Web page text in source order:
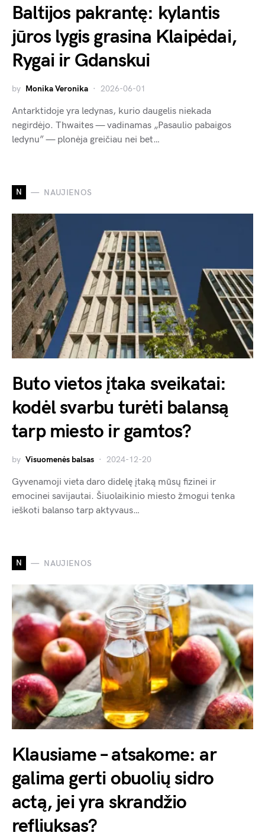
Baltijos pakrantę: kylantis
jūros lygis grasina Klaipėdai,
Rygai ir Gdanskui
by Monika Veronika 2026-06-01
Antarktidoje yra ledynas, kurio daugelis niekada
negirdėjo. Thwaites — vadinamas „Pasaulio pabaigos
ledynu” — plonėja greičiau nei bet…
N NAUJIENOS
Buto vietos įtaka sveikatai:
kodėl svarbu turėti balansą
tarp miesto ir gamtos?
by Visuomenės balsas 2024-12-20
Gyvenamoji vieta daro didelę įtaką mūsų fizinei ir
emocinei savijautai. Šiuolaikinio miesto žmogui tenka
ieškoti balanso tarp aktyvaus…
N NAUJIENOS
Klausiame – atsakome: ar
galima gerti obuolių sidro
actą, jei yra skrandžio
refliuksas?